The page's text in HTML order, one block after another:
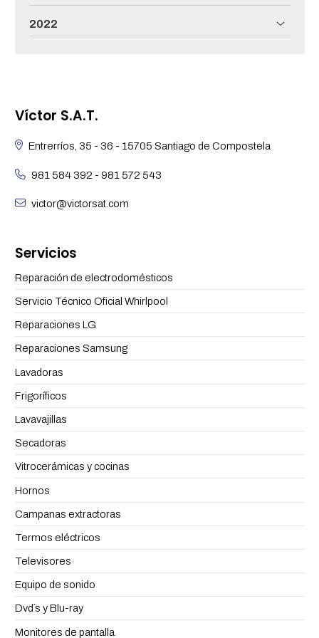
2022
Víctor S.A.T.
Entrerríos, 35 - 36 - 15705 Santiago de Compostela
981 584 392 - 981 572 543
victor@victorsat.com
Servicios
Reparación de electrodomésticos
Servicio Técnico Oficial Whirlpool
Reparaciones LG
Reparaciones Samsung
Lavadoras
Frigoríficos
Lavavajillas
Secadoras
Vitrocerámicas y cocinas
Hornos
Campanas extractoras
Termos eléctricos
Televisores
Equipo de sonido
Dvd´s y Blu-ray
Monitores de pantalla